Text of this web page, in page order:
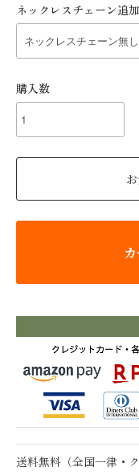
ネックレスチェーン追
購入数
送料無料（全国一律・